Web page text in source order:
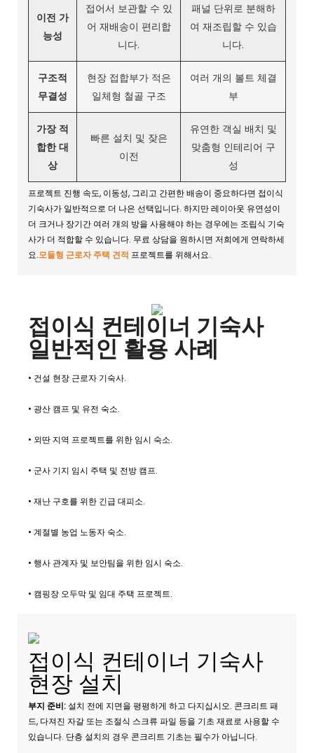
이전 가
능성
접어서 보관할 수 있
어 재배송이 편리합
니다.
패널 단위로 분해하
여 재조립할 수 있습
니다.
구조적
무결성
현장 접합부가 적은
일체형 철골 구조
여러 개의 볼트 체결
부
가장 적
합한 대
상
빠른 설치 및 잦은
이전
유연한 객실 배치 및
맞춤형 인테리어 구
성
프로젝트 진행 속도, 이동성, 그리고 간편한 배송이 중요하다면 접이식
기숙사가 일반적으로 더 나은 선택입니다. 하지만 레이아웃 유연성이
더 크거나 장기간 여러 개의 방을 사용해야 하는 경우에는 조립식 기숙
사가 더 적합할 수 있습니다. 무료 상담을 원하시면 저희에게 연락하세
요.모듈형 근로자 주택 견적 프로젝트를 위해서요.
접이식 컨테이너 기숙사
일반적인 활용 사례
• 건설 현장 근로자 기숙사.
• 광산 캠프 및 유전 숙소.
• 외딴 지역 프로젝트를 위한 임시 숙소.
• 군사 기지 임시 주택 및 전방 캠프.
• 재난 구호를 위한 긴급 대피소.
• 계절별 농업 노동자 숙소.
• 행사 관계자 및 보안팀을 위한 임시 숙소.
• 캠핑장 오두막 및 임대 주택 프로젝트.
접이식 컨테이너 기숙사
현장 설치
부지 준비:설치 전에 지면을 평평하게 하고 다지십시오. 콘크리트 패
드, 다져진 자갈 또는 조절식 스크류 파일 등을 기초 재료로 사용할 수
있습니다. 단층 설치의 경우 콘크리트 기초는 필수가 아닙니다.